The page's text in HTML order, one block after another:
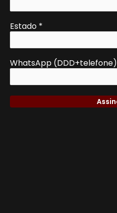
Estado *
WhatsApp (DDD+telefone)